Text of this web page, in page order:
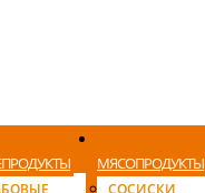
МЯСОПРОДУКТЫ
СОСИСКИ